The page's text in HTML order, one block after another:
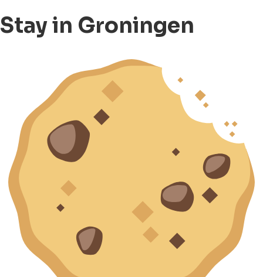
Stay in Groningen